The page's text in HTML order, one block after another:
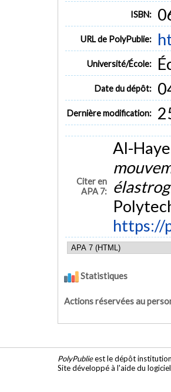
ISBN:
URL de PolyPublie:
Université/École:
Date du dépôt:
Dernière modification:
Citer en
APA 7:
Al-
https://
Statistiques
Actions réservées au
PolyPublieest le dépôt
Site développé à l'aide du